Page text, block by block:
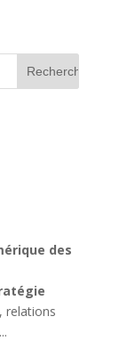
des
relations